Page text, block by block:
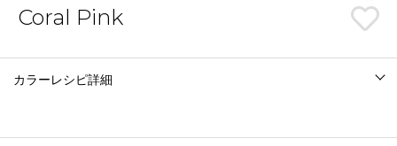
Coral Pink
カラーレシピ詳細